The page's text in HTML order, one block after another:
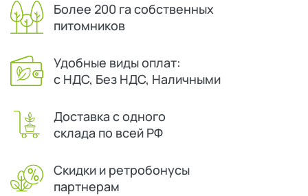
Более 200 га собственных
питомников
Удобные виды оплат:
с НДС, Без НДС, Наличными
Доставка с одного
склада по всей РФ
Скидки и ретробонусы
партнерам